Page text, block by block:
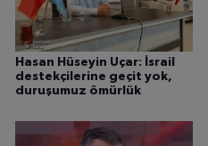
Hasan Hüseyin Uçar: İsrail
destekçilerine geçit yok,
duruşumuz ömürlük